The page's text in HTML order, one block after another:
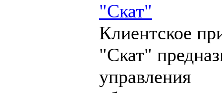
"Скат"
Клиентское
"Скат"
управления